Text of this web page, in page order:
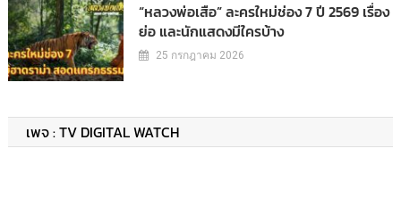
“หลวงพ่อเสือ” ละครใหม่ช่อง 7 ปี 2569 เรื่อง
ย่อ และนักแสดงมีใครบ้าง
25 กรกฎาคม 2026
เพจ : TV DIGITAL WATCH